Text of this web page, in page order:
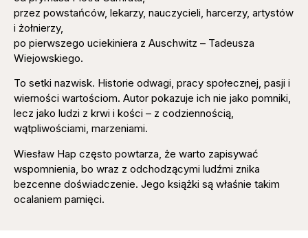
przez powstańców, lekarzy, nauczycieli, harcerzy, artystów
i żołnierzy,
po pierwszego uciekiniera z Auschwitz – Tadeusza
Wiejowskiego.
To setki nazwisk. Historie odwagi, pracy społecznej, pasji i
wierności wartościom. Autor pokazuje ich nie jako pomniki,
lecz jako ludzi z krwi i kości – z codziennością,
wątpliwościami, marzeniami.
Wiesław Hap często powtarza, że warto zapisywać
wspomnienia, bo wraz z odchodzącymi ludźmi znika
bezcenne doświadczenie. Jego książki są właśnie takim
ocalaniem pamięci.